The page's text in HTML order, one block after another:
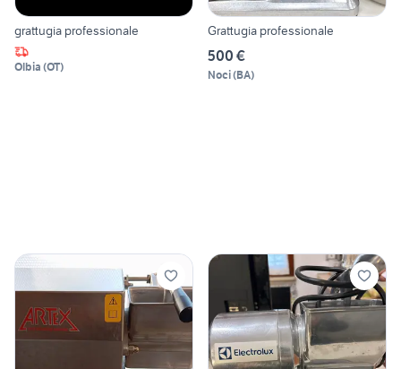
grattugia professionale
Olbia (OT)
Grattugia professionale
500 €
Noci(BA)